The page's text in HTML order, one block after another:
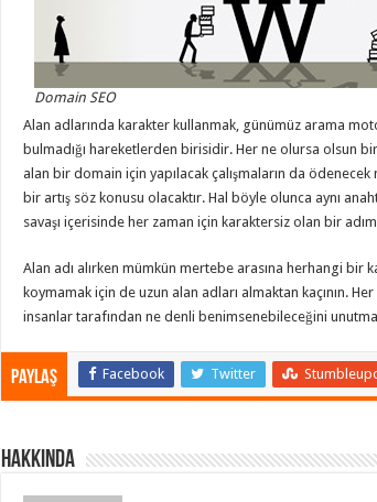
Domain SEO
Alan adlarında karakter kullanmak, günümüz arama
bulmadığı hareketlerden birisidir. Her ne olursa olsun
alan bir domain için yapılacak çalışmaların da
bir artış söz konusu olacaktır. Hal böyle olunca aynı
savaşı içerisinde her zaman için karaktersiz olan bir
Alan adı alırken mümkün mertebe arasına herhangi bir
koymamak için de uzun alan adları almaktan kaçının.
insanlar tarafından ne denli benimsenebileceğini
Paylaş Facebook Twitter
Hakkında